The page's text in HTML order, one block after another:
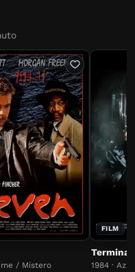
/ Mistero
FILM
1984 ·